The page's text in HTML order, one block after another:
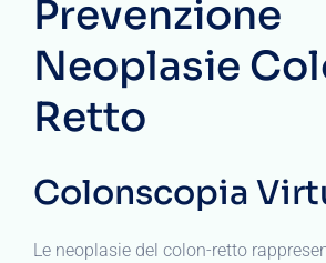
Prevenzione
Neoplasie
Retto
Colonscopia
Le neoplasie del colon-retto